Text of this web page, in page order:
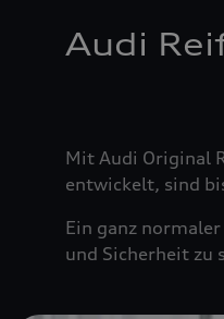
Audi
Mit Audi Original
entwickelt, sind
Ein ganz
und Sicherheit zu